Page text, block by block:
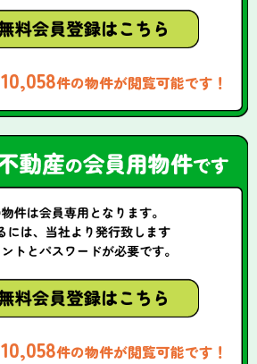
10,058件の物件が閲覧可能です！
10,058件の物件が閲覧可能です！